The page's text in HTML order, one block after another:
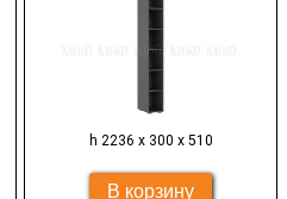
h 2236 х 300 х 510